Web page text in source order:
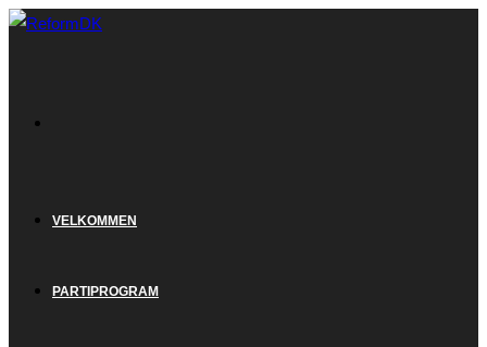
Skip
VELKOMMEN
PARTIPROGRAM